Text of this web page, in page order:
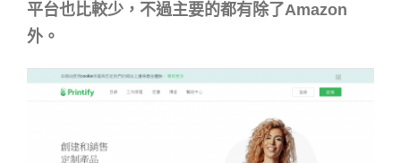
平台也比較少，不過主要的都有除了Amazon
外。